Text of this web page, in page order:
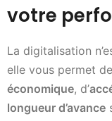
votre
La digitalisation
elle vous permet de
économique, d’
longueur d’avance